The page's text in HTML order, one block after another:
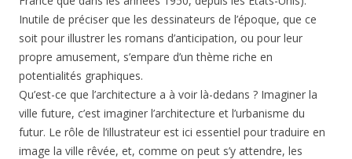
Inutile de préciser que les dessinateurs de l’époque, que ce
soit pour illustrer les romans d’anticipation, ou pour leur
propre amusement, s’empare d’un thème riche en
potentialités graphiques.
Qu’est-ce que l’architecture a à voir là-dedans ? Imaginer la
ville future, c’est imaginer l’architecture et l’urbanisme du
futur. Le rôle de l’illustrateur est ici essentiel pour traduire en
image la ville rêvée, et, comme on peut s’y attendre, les